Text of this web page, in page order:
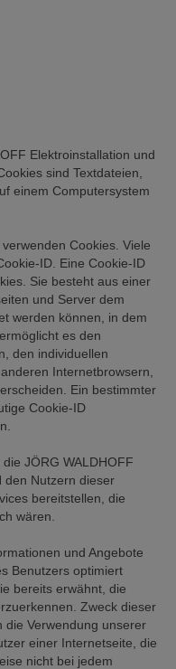
Elektroinstallation und
sind Textdateien,
einem Computersystem
Cookies. Viele
ID. Eine Cookie-ID
Sie besteht aus einer
und Server dem
werden können, in dem
es den
den individuellen
Internetbrowsern,
Ein bestimmter
Cookie-ID
JÖRG WALDHOFF
den Nutzern dieser
bereitstellen, die
wären.
und Angebote
Benutzers optimiert
bereits erwähnt, die
Zweck dieser
die Verwendung unserer
einer Internetseite, die
nicht bei jedem